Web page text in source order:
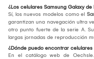
¿Los celulares Samsung Galaxy
Sí, los nuevos modelos como el
garantizan una navegación ultra
otro punto fuerte de la serie A.
largas jornadas de reproducción
¿Dónde puedo encontrar
En el catálogo web de